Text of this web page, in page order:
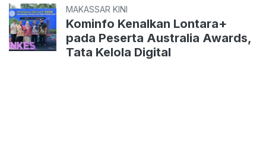
MAKASSAR KINI
Kominfo Kenalkan Lontara+
pada Peserta Australia Awards,
Tata Kelola Digital